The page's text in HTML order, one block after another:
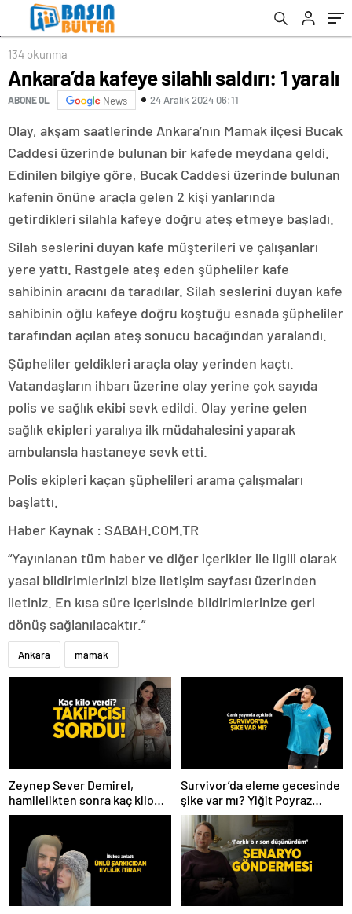
134 okunma
Ankara’da kafeye silahlı saldırı: 1 yaralı
ABONE OL News 24 Aralık 2024 06:11
Olay, akşam saatlerinde Ankara’nın Mamak ilçesi Bucak
Caddesi üzerinde bulunan bir kafede meydana geldi.
Edinilen bilgiye göre, Bucak Caddesi üzerinde bulunan
kafenin önüne araçla gelen 2 kişi yanlarında
getirdikleri silahla kafeye doğru ateş etmeye başladı.
Silah seslerini duyan kafe müşterileri ve çalışanları
yere yattı. Rastgele ateş eden şüpheliler kafe
sahibinin aracını da taradılar. Silah seslerini duyan kafe
sahibinin oğlu kafeye doğru koştuğu esnada şüpheliler
tarafından açılan ateş sonucu bacağından yaralandı.
Şüpheliler geldikleri araçla olay yerinden kaçtı.
Vatandaşların ihbarı üzerine olay yerine çok sayıda
polis ve sağlık ekibi sevk edildi. Olay yerine gelen
sağlık ekipleri yaralıya ilk müdahalesini yaparak
ambulansla hastaneye sevk etti.
Polis ekipleri kaçan şüphelileri arama çalışmaları
başlattı.
Haber Kaynak : SABAH.COM.TR
“Yayınlanan tüm haber ve diğer içerikler ile ilgili olarak
yasal bildirimlerinizi bize iletişim sayfası üzerinden
iletiniz. En kısa süre içerisinde bildirimlerinize geri
dönüş sağlanılacaktır.”
Ankara mamak
Zeynep Sever Demirel,
hamilelikten sonra kaç kilo
verdiğini açıkladı! ‘Yaza kadar
Survivor’da eleme gecesinde
şike var mı? Yiğit Poyraz
düelloda Volkan’la
yaşananları ilk kez anlattı!